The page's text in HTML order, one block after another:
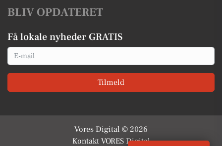
BLIV OPDATERET
Få lokale nyheder GRATIS
Email
Tilmeld
Vores Digital © 2026
Kontakt VORES Digital